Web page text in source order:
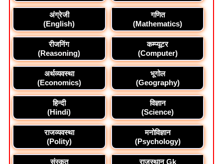
अंग्रेजी
(English)
गणित
(Mathematics)
रीजनिंग
(Reasoning)
कम्प्यूटर
(Computer)
अर्थव्यवस्था
(Economics)
भूगोल
(Geography)
हिन्दी
(Hindi)
विज्ञान
(Science)
राजव्यवस्था
(Polity)
मनोविज्ञान
(Psychology)
संस्कृत
राजस्थान Gk